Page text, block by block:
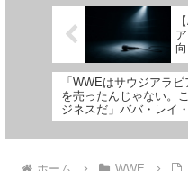
含む20名以上の選手をリストラ
「WWEはサウジアラ
を売ったんじゃない。
ジネスだ」ババ・レイ
リーがレッスルマニア